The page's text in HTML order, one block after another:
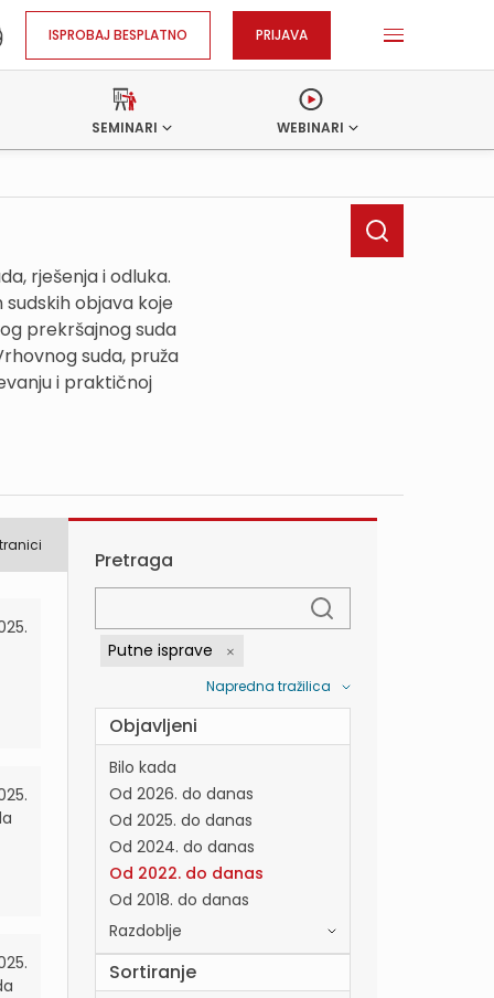
ISPROBAJ BESPLATNO PRIJAVA
SEMINARI WEBINARI
rješenja i odluka.
objava koje
prekršajnog suda
suda, pruža
i praktičnoj
Pretraga
Putne isprave
Napredna tražilica
Objavljeni
Bilo kada
Od 2026. do danas
Od 2025. do danas
Od 2024. do danas
Od 2022. do danas
Od 2018. do danas
Razdoblje
Sortiranje